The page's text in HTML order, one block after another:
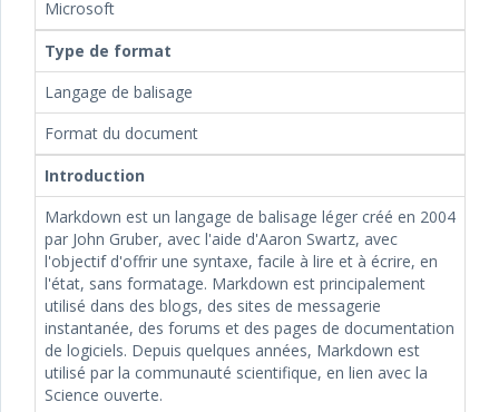
Microsoft
Type de format
Langage de balisage
Format du document
Introduction
Markdown est un langage de balisage léger créé en 2004
par John Gruber, avec l'aide d'Aaron Swartz, avec
l'objectif d'offrir une syntaxe, facile à lire et à écrire, en
l'état, sans formatage. Markdown est principalement
utilisé dans des blogs, des sites de messagerie
instantanée, des forums et des pages de documentation
de logiciels. Depuis quelques années, Markdown est
utilisé par la communauté scientifique, en lien avec la
Science ouverte.